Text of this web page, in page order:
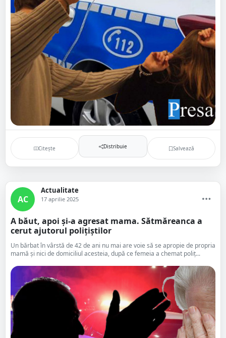
Citește Distribuie Salvează
AC
Actualitate
17 aprilie 2025
A băut, apoi și-a agresat mama. Sătmăreanca a
cerut ajutorul polițiștilor
Un bărbat în vârstă de 42 de ani nu mai are voie să se apropie de propria
mamă și nici de domiciliul acesteia, după ce femeia a chemat poliț...